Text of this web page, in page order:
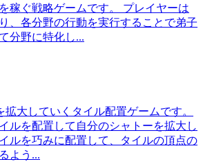
稼ぐ戦略ゲームです。 プレイヤーは
、各分野の行動を実行することで弟子
分野に特化し...
拡大していくタイル配置ゲームです。
ルを配置して自分のシャトーを拡大し
ルを巧みに配置して、タイルの頂点の
よう...